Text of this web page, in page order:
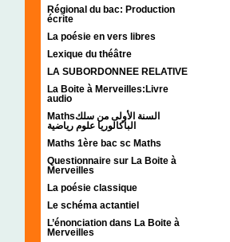
Régional du bac: Production
écrite
La poésie en vers libres
Lexique du théâtre
LA SUBORDONNEE RELATIVE
La Boite à Merveilles:Livre
audio
Mathsالسنة الأولى من سلك
الباكالوريا علوم رياضية
Maths 1ère bac sc Maths
Questionnaire sur La Boite à
Merveilles
La poésie classique
Le schéma actantiel
L’énonciation dans La Boite à
Merveilles